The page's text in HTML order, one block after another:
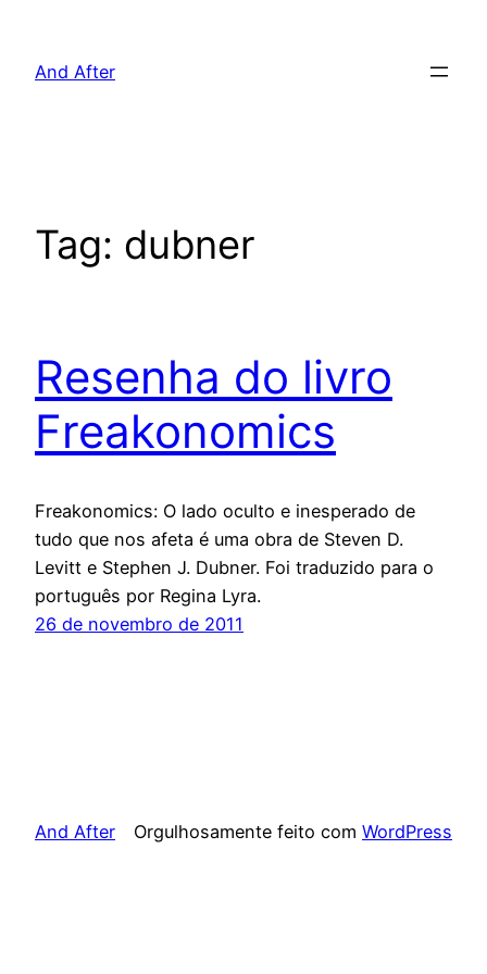
And After
Tag: dubner
Resenha do livro
Freakonomics
Freakonomics: O lado oculto e inesperado de
tudo que nos afeta é uma obra de Steven D.
Levitt e Stephen J. Dubner. Foi traduzido para o
português por Regina Lyra.
26 de novembro de 2011
And After Orgulhosamente feito com WordPress